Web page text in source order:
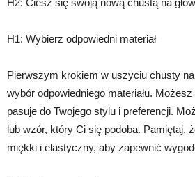
H2: Ciesz się swoją nową chustą na
H1: Wybierz odpowiedni materiał
Pierwszym krokiem w uszyciu chusty na
wybór odpowiedniego materiału.
pasuje do Twojego stylu i preferencji.
lub wzór, który Ci się podoba. Pamiętaj,
miękki i elastyczny, aby zapewnić